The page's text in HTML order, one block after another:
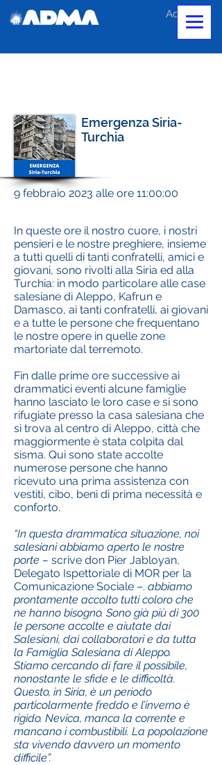
Accedi
Emergenza Siria-
Turchia
9 febbraio 2023 alle ore 11:00:00
In queste ore il nostro cuore, i nostri
pensieri e le nostre preghiere, insieme
a tutti quelli di tanti confratelli, amici e
giovani, sono rivolti alla Siria ed alla
Turchia: in modo particolare alle case
salesiane di Aleppo, Kafrun e
Damasco, ai tanti confratelli, ai giovani
e a tutte le persone che frequentano
le nostre opere in quelle zone
martoriate dal terremoto.
Fin dalle prime ore successive ai
drammatici eventi alcune famiglie
hanno lasciato le loro case e si sono
rifugiate presso la casa salesiana che
si trova al centro di Aleppo, città che
maggiormente è stata colpita dal
sisma. Qui sono state accolte
numerose persone che hanno
ricevuto una prima assistenza con
vestiti, cibo, beni di prima necessità e
conforto.
“In questa drammatica situazione, noi
salesiani abbiamo aperto le nostre
porte – scrive don Pier Jabloyan,
Delegato Ispettoriale di MOR per la
Comunicazione Sociale –. abbiamo
prontamente accolto tutti coloro che
ne hanno bisogno. Sono già più di 300
le persone accolte e aiutate dai
Salesiani, dai collaboratori e da tutta
la Famiglia Salesiana di Aleppo.
Stiamo cercando di fare il possibile,
nonostante le sfide e le difficoltà.
Questo, in Siria, è un periodo
particolarmente freddo e l’inverno è
rigido. Nevica, manca la corrente e
mancano i combustibili. La popolazione
sta vivendo davvero un momento
difficile”.